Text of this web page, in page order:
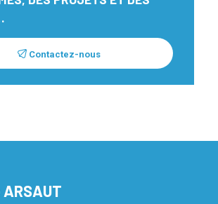
Contactez-nous